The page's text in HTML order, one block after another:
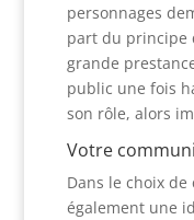
personnages
part du principe
grande
public une fois
son rôle, alors
Votre
Dans le choix
également une